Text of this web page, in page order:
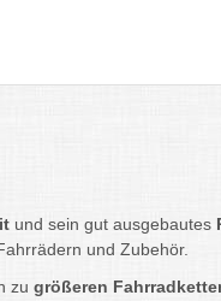
und sein gut ausgebautes
und Zubehör.
zu größeren